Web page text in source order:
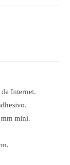
Internet.
mm mini.